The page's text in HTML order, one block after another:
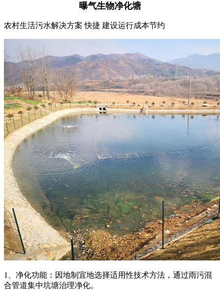
曝气生物净化塘
农村生活污水解决方案 快捷 建设运行成本节约
1、净化功能：因地制宜地选择适用性技术方法，通过雨污混
合管道集中坑塘治理净化。